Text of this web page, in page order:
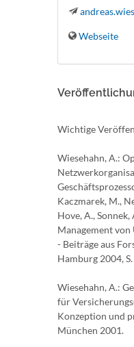
Webseite
Wichtige
Wiesehahn, A.:
Kaczmarek, M.,
Hove, A., Sonnek,
Management
- Beiträge aus
Hamburg 2004,
Wiesehahn, A.:
für
Konzeption und
München 2001.